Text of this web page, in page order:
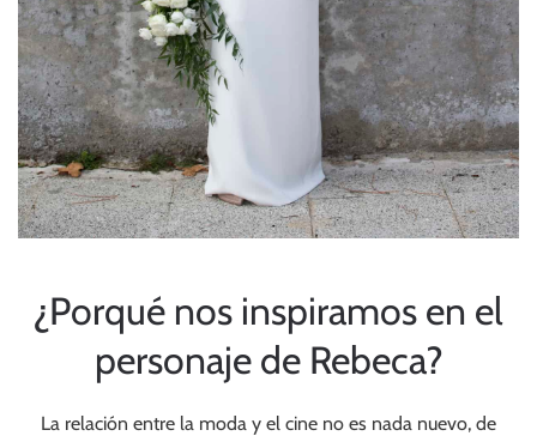
¿Porqué nos inspiramos en el
personaje de Rebeca?
La relación entre la moda y el cine no es nada nuevo, de